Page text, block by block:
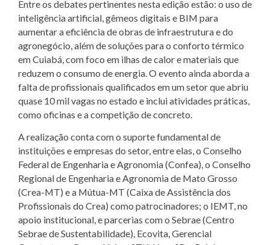
Entre os debates pertinentes nesta edição estão: o uso de
inteligência artificial, gêmeos digitais e BIM para
aumentar a eficiência de obras de infraestrutura e do
agronegócio, além de soluções para o conforto térmico
em Cuiabá, com foco em ilhas de calor e materiais que
reduzem o consumo de energia. O evento ainda aborda a
falta de profissionais qualificados em um setor que abriu
quase 10 mil vagas no estado e inclui atividades práticas,
como oficinas e a competição de concreto.
A realização conta com o suporte fundamental de
instituições e empresas do setor, entre elas, o Conselho
Federal de Engenharia e Agronomia (Confea), o Conselho
Regional de Engenharia e Agronomia de Mato Grosso
(Crea-MT) e a Mútua-MT (Caixa de Assistência dos
Profissionais do Crea) como patrocinadores; o IEMT, no
apoio institucional, e parcerias com o Sebrae (Centro
Sebrae de Sustentabilidade), Ecovita, Gerencial